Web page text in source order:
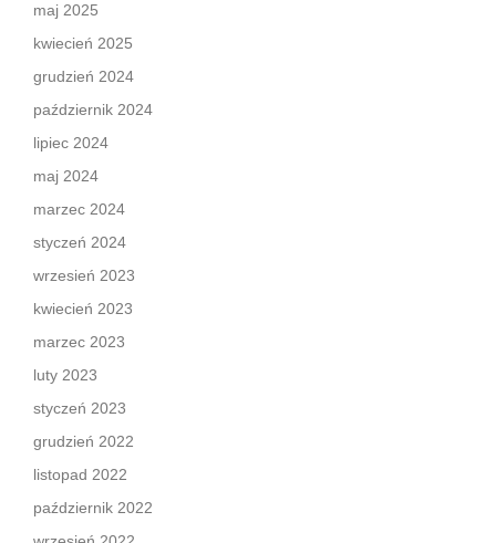
maj 2025
kwiecień 2025
grudzień 2024
październik 2024
lipiec 2024
maj 2024
marzec 2024
styczeń 2024
wrzesień 2023
kwiecień 2023
marzec 2023
luty 2023
styczeń 2023
grudzień 2022
listopad 2022
październik 2022